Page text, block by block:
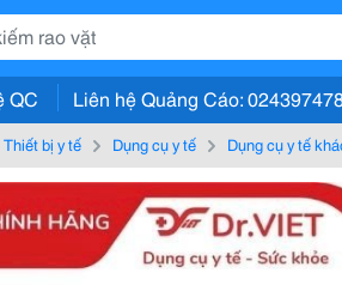
QC Liên hệ Quảng Cáo:
Thiết bị y tế Dụng cụ y tế Dụng cụ y tế